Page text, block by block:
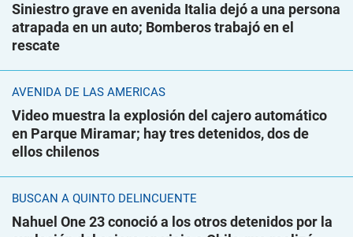
Siniestro grave en avenida Italia dejó a una persona
atrapada en un auto; Bomberos trabajó en el
rescate
AVENIDA DE LAS AMÉRICAS
Video muestra la explosión del cajero automático
en Parque Miramar; hay tres detenidos, dos de
ellos chilenos
BUSCAN A QUINTO DELINCUENTE
Nahuel One 23 conoció a los otros detenidos por la